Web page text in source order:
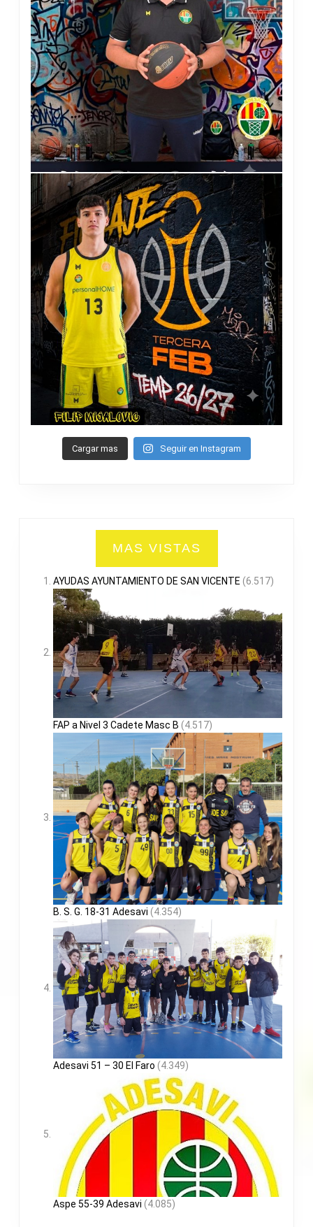
Cargar mas Seguir en Instagram
MAS VISTAS
AYUDAS AYUNTAMIENTO DE SAN VICENTE (6.517)
FAP a Nivel 3 Cadete Masc B (4.517)
B. S. G. 18-31 Adesavi (4.354)
Adesavi 51 – 30 El Faro (4.349)
Aspe 55-39 Adesavi (4.085)